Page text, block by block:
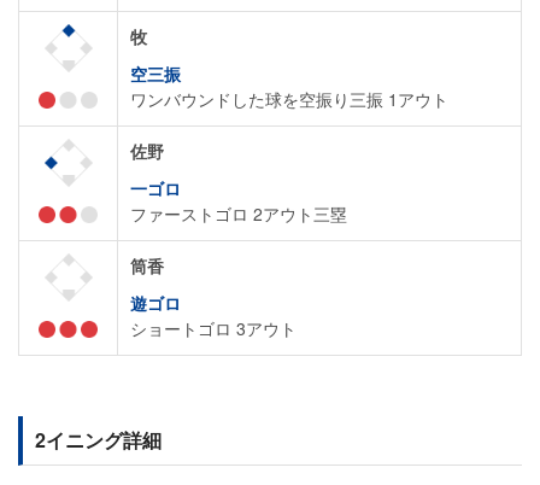
牧
空三振
ワンバウンドした球を空振り三振 1アウト
佐野
一ゴロ
ファーストゴロ 2アウト三塁
筒香
遊ゴロ
ショートゴロ 3アウト
2イニング詳細